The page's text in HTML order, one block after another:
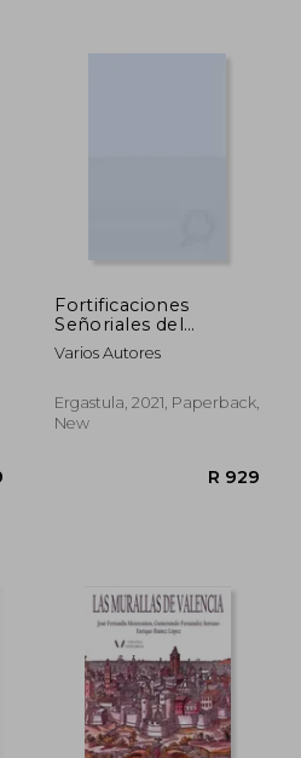
Fortificaciones
Señoriales del
Suroeste Iberico (in
Spanish)
Varios Autores
Ergastula, 2021, Paperback,
New